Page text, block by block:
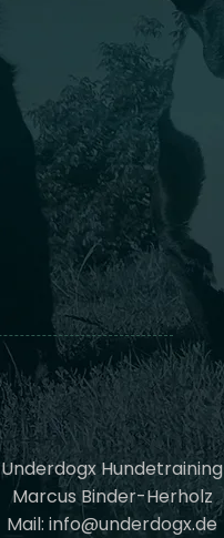
Underdogx Hundetraining
Marcus Binder-Herholz
Mail: info@underdogx.de